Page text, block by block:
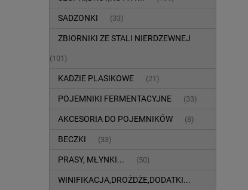
SADZONKI (33)
ZBIORNIKI ZE STALI NIERDZEWNEJ
(101)
KADZIE PLASIKOWE (21)
POJEMNIKI FERMENTACYJNE (33)
AKCESORIA DO POJEMNIKÓW (8)
BECZKI (33)
PRASY, MŁYNKI... (50)
WINIFIKACJA,DROŻDŻE,DODATKI...